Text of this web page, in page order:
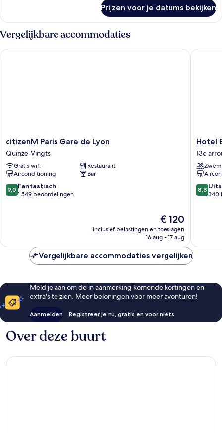
suite
Prijzen voor je datums bekijken
Vergelijkbare accommodaties
citizenM
Paris
Gare
de
Lyon
Quinze-
Vingts
citizenM Paris Gare de Lyon
Quinze-Vingts
Gratis wifi
Restaurant
Airconditioning
Bar
9.0
van
9,0 Fantastisch
1.549 beoordelingen
De
prijs
is
€ 120
inclusief belastingen en toeslagen
16 aug - 17 aug
citizenM Paris Gare de Lyon
Hotel
B55
13e
Hotel
13e
8.8
van
8,8
340
Hotel
Vergelijkbare accommodaties vergelijken
Meld je aan om de in aanmerking komende kortingen en
extra's te zien. Meer beloningen voor meer avonturen!
Aanmelden Registreer je nu, gratis en voor niets
Over deze buurt